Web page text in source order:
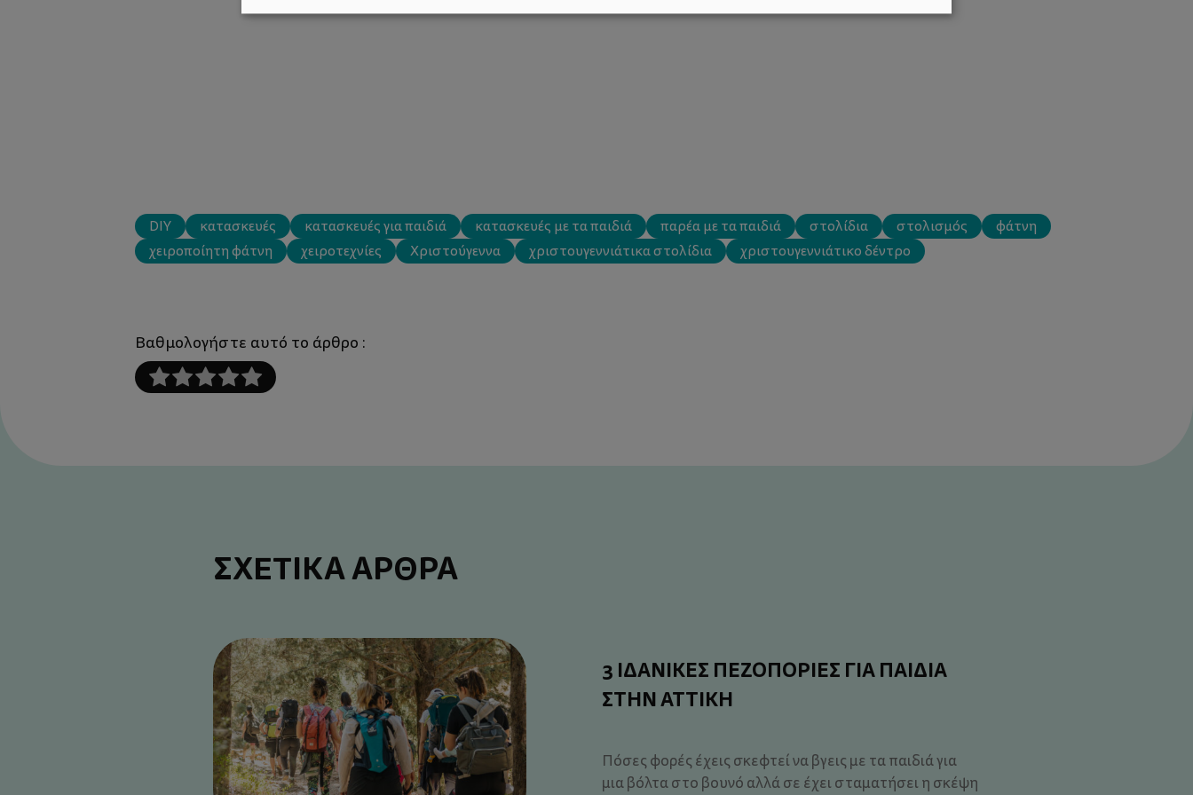
Βαθμολογήστε αυτό το άρθρο :
DIY κατασκευές κατασκευές για παιδιά κατασκευές με τα παιδιά παρέα με τα παιδιά στολίδια στολισμός
φάτνη
χειροποίητη φάτνη
χειροτεχνίες Χριστούγεννα χριστουγεννιάτικα στολίδια χριστουγεννιάτικο δέντρο
ΣΧΕΤΙΚΑ ΑΡΘΡΑ
3 ΙΔΑΝΙΚΕΣ ΠΕΖΟΠΟΡΙΕΣ ΓΙΑ ΠΑΙΔΙΑ
ΣΤΗΝ ΑΤΤΙΚΗ
Πόσες φορές έχεις σκεφτεί να βγεις με τα παιδιά για
μια βόλτα στο βουνό αλλά σε έχει σταματήσει η σκέψη